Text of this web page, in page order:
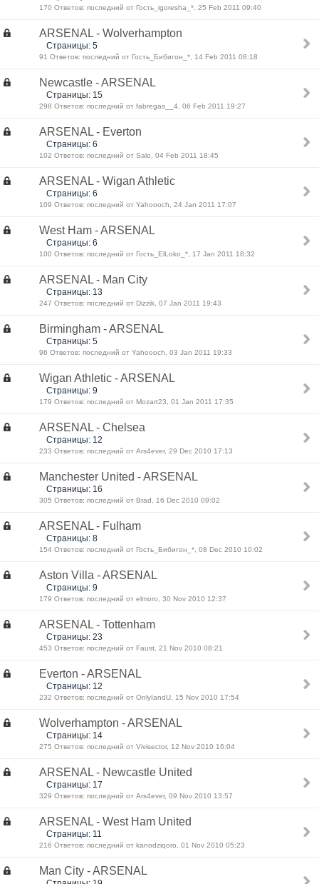
170 Ответов: последний от Гость_igoresha_*, 25 Feb 2011 09:40
ARSENAL - Wolverhampton
Страницы: 5
91 Ответов: последний от Гость_Бибигон_*, 14 Feb 2011 08:18
Newcastle - ARSENAL
Страницы: 15
298 Ответов: последний от fabregas__4, 06 Feb 2011 19:27
ARSENAL - Everton
Страницы: 6
102 Ответов: последний от Salo, 04 Feb 2011 18:45
ARSENAL - Wigan Athletic
Страницы: 6
109 Ответов: последний от Yahoooch, 24 Jan 2011 17:07
West Ham - ARSENAL
Страницы: 6
100 Ответов: последний от Гость_ElLoko_*, 17 Jan 2011 18:32
ARSENAL - Man City
Страницы: 13
247 Ответов: последний от Dizzik, 07 Jan 2011 19:43
Birmingham - ARSENAL
Страницы: 5
96 Ответов: последний от Yahoooch, 03 Jan 2011 19:33
Wigan Athletic - ARSENAL
Страницы: 9
179 Ответов: последний от Mozart23, 01 Jan 2011 17:35
ARSENAL - Chelsea
Страницы: 12
233 Ответов: последний от Ars4ever, 29 Dec 2010 17:13
Manchester United - ARSENAL
Страницы: 16
305 Ответов: последний от Brad, 16 Dec 2010 09:02
ARSENAL - Fulham
Страницы: 8
154 Ответов: последний от Гость_Бибигон_*, 08 Dec 2010 10:02
Aston Villa - ARSENAL
Страницы: 9
179 Ответов: последний от elmoro, 30 Nov 2010 12:37
ARSENAL - Tottenham
Страницы: 23
453 Ответов: последний от Faust, 21 Nov 2010 08:21
Everton - ARSENAL
Страницы: 12
232 Ответов: последний от OnlyIandU, 15 Nov 2010 17:54
Wolverhampton - ARSENAL
Страницы: 14
275 Ответов: последний от Vivisector, 12 Nov 2010 16:04
ARSENAL - Newcastle United
Страницы: 17
329 Ответов: последний от Ars4ever, 09 Nov 2010 13:57
ARSENAL - West Ham United
Страницы: 11
216 Ответов: последний от kanodziqoro, 01 Nov 2010 05:23
Man City - ARSENAL